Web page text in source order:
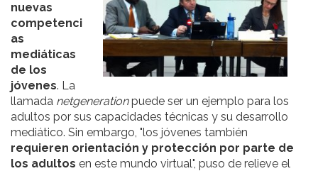
nuevas
competenci
as
mediáticas
de los
jóvenes. La
llamada netgenerationpuede ser un ejemplo para los
adultos por sus capacidades técnicas y su desarrollo
mediático. Sin embargo, "los jóvenes también
requieren orientación y protección por parte de
los adultos en este mundo virtual", puso de relieve el